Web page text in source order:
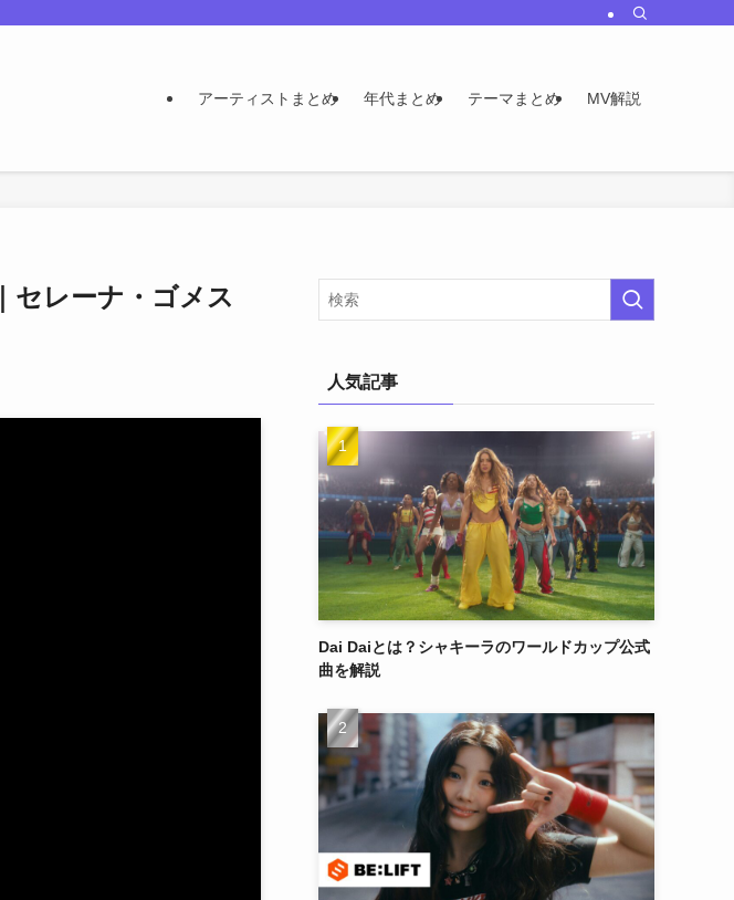
アーティストまとめ 年代まとめ テーマまとめ MV解説
レーナ・ゴメス
人気記事
Dai Daiとは？シャキーラのワールドカップ公式
曲を解説